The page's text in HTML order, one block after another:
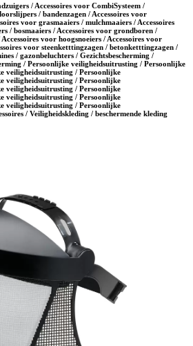
/ Accessoires voor CombiSysteem /
/ bandenzagen / Accessoires voor
voor grasmaaiers / mulchmaaiers / Accessoires
/ bosmaaiers / Accessoires voor grondboren /
Accessoires voor hoogsnoeiers / Accessoires voor
voor steenketttingzagen / betonketttingzagen /
/ gazonbeluchters / Gezichtsbescherming /
/ Persoonlijke veiligheidsuitrusting / Persoonlijke
veiligheidsuitrusting / Persoonlijke
veiligheidsuitrusting / Persoonlijke
veiligheidsuitrusting / Persoonlijke
veiligheidsuitrusting / Persoonlijke
veiligheidsuitrusting / Persoonlijke
/ Veiligheidskleding / beschermende kleding